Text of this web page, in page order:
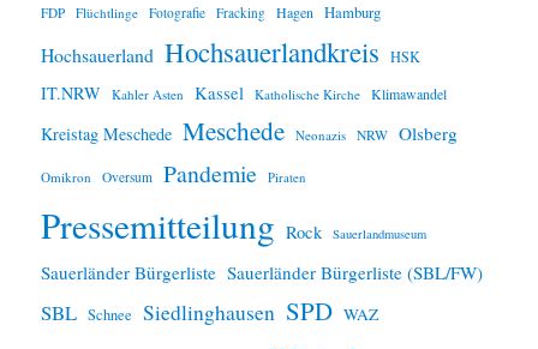
FDP Flüchtlinge Fotografie Fracking Hagen Hamburg
Hochsauerland Hochsauerlandkreis HSK
IT.NRW Kahler Asten Kassel Katholische Kirche Klimawandel
Kreistag Meschede Meschede Neonazis NRW Olsberg
Omikron Oversum Pandemie Piraten
Pressemitteilung Rock Sauerlandmuseum
Sauerländer Bürgerliste Sauerländer Bürgerliste (SBL/FW)
SBL Schnee Siedlinghausen SPD WAZ